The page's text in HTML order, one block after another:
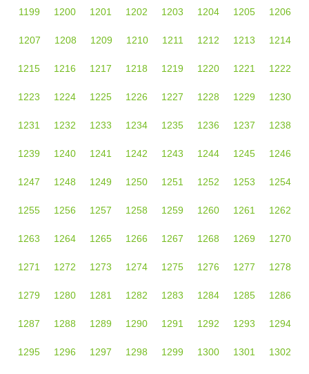
1199 1200 1201 1202 1203 1204 1205 1206
1207 1208 1209 1210 1211 1212 1213 1214
1215 1216 1217 1218 1219 1220 1221 1222
1223 1224 1225 1226 1227 1228 1229 1230
1231 1232 1233 1234 1235 1236 1237 1238
1239 1240 1241 1242 1243 1244 1245 1246
1247 1248 1249 1250 1251 1252 1253 1254
1255 1256 1257 1258 1259 1260 1261 1262
1263 1264 1265 1266 1267 1268 1269 1270
1271 1272 1273 1274 1275 1276 1277 1278
1279 1280 1281 1282 1283 1284 1285 1286
1287 1288 1289 1290 1291 1292 1293 1294
1295 1296 1297 1298 1299 1300 1301 1302